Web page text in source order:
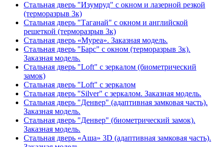
Стальная дверь "Изумруд" с окном и лазерной резкой
(терморазрыв 3к)
Стальная дверь "Таганай" с окном и английской
решеткой (терморазрыв 3к)
Стальная дверь «Муреа». Заказная модель.
Стальная дверь "Барс" с окном (терморазрыв 3к).
Заказная модель.
Стальная дверь "Loft" с зеркалом (биометрический
замок)
Стальная дверь "Loft" с зеркалом
Стальная дверь "Silver" с зеркалом. Заказная модель.
Стальная дверь "Денвер" (адаптивная замковая часть).
Заказная модель.
Стальная дверь "Денвер" (биометрический замок).
Заказная модель.
Стальная дверь «Аша» 3D (адаптивная замковая часть).